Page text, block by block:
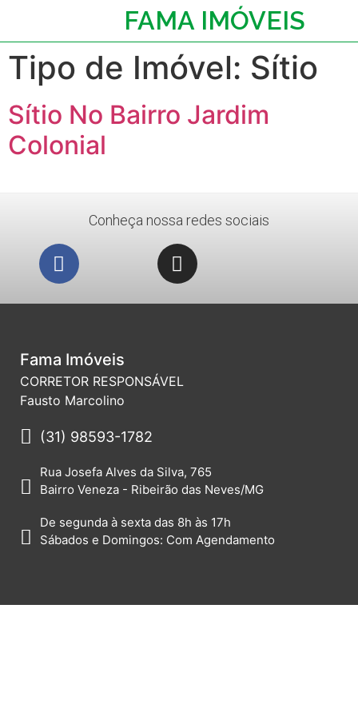
FAMA IMÓVEIS
Tipo de Imóvel: Sítio
Sítio No Bairro Jardim
Colonial
Conheça nossa redes sociais
Fama Imóveis
CORRETOR RESPONSÁVEL
Fausto Marcolino
(31) 98593-1782
Rua Josefa Alves da Silva, 765
Bairro Veneza - Ribeirão das Neves/MG
De segunda à sexta das 8h às 17h
Sábados e Domingos: Com Agendamento